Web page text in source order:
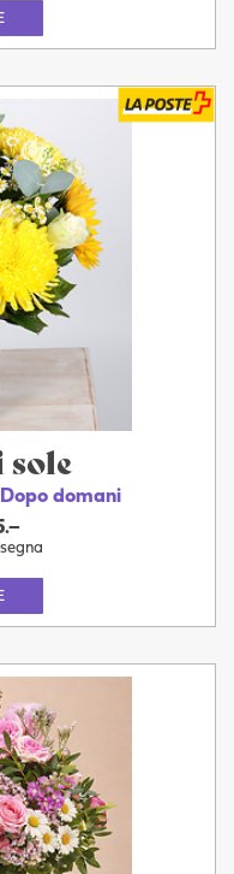
sole
Dopo domani